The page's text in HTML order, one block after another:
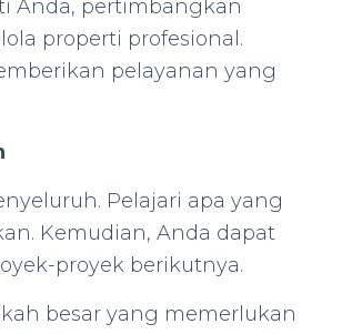
Anda, pertimbangkan
properti profesional.
pelayanan yang
Pelajari apa yang
Kemudian, Anda dapat
proyek berikutnya.
besar yang memerlukan